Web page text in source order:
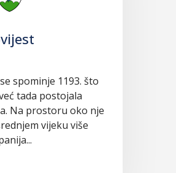
spominje 1193. što
tada postojala
Na prostoru oko nje
vijeku više